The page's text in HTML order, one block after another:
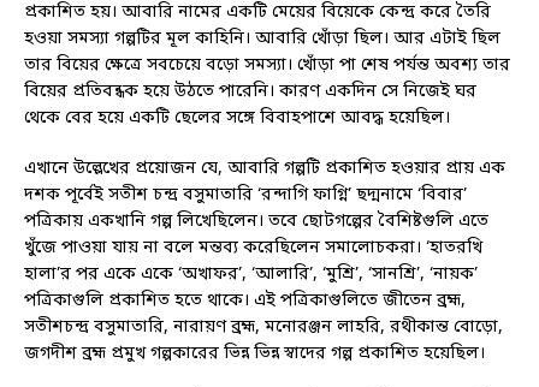
প্রকাশিত হয়। আবারি নামের একটি মেয়ের বিয়েকে কেন্দ্র করে তৈরি
হওয়া সমস্যা গল্পটির মূল কাহিনি। আবারি খোঁড়া ছিল। আর এটাই ছিল
তার বিয়ের ক্ষেত্রে সবচেয়ে বড়ো সমস্যা। খোঁড়া পা শেষ পর্যন্ত অবশ্য তার
বিয়ের প্রতিবন্ধক হয়ে উঠতে পারেনি। কারণ একদিন সে নিজেই ঘর
থেকে বের হয়ে একটি ছেলের সঙ্গে বিবাহপাশে আবদ্ধ হয়েছিল।
এখানে উল্লেখের প্রয়োজন যে, আবারি গল্পটি প্রকাশিত হওয়ার প্রায় এক
দশক পূর্বেই সতীশ চন্দ্র বসুমাতারি ‘রন্দাগি ফাগ্নি’ ছদ্মনামে ‘বিবার’
পত্রিকায় একখানি গল্প লিখেছিলেন। তবে ছোটগল্পের বৈশিষ্টগুলি এতে
খুঁজে পাওয়া যায় না বলে মন্তব্য করেছিলেন সমালোচকরা। ‘হাতরখি
হালা’র পর একে একে ‘অখাফর’, ‘আলারি’, ‘মুশ্রি’, ‘সানশ্রি’, ‘নায়ক’
পত্রিকাগুলি প্রকাশিত হতে থাকে। এই পত্রিকাগুলিতে জীতেন ব্রহ্ম,
সতীশচন্দ্র বসুমাতারি, নারায়ণ ব্রহ্ম, মনোরঞ্জন লাহরি, রথীকান্ত বোড়ো,
জগদীশ ব্রহ্ম প্রমুখ গল্পকারের ভিন্ন ভিন্ন স্বাদের গল্প প্রকাশিত হয়েছিল।